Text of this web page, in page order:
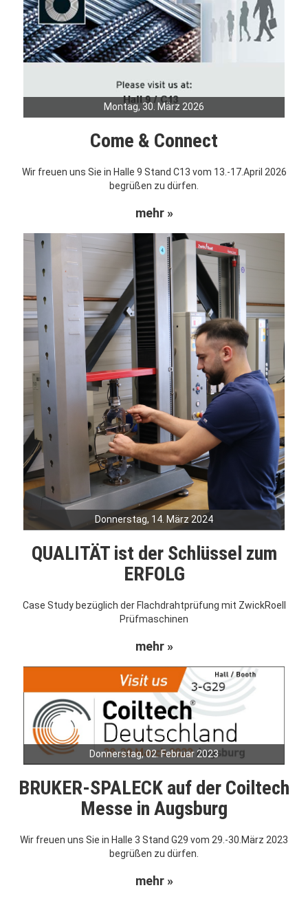
Montag, 30. März 2026
Come & Connect
Wir freuen uns Sie in Halle 9 Stand C13 vom 13.-17.April 2026
begrüßen zu dürfen.
mehr »
Donnerstag, 14. März 2024
QUALITÄT ist der Schlüssel zum
ERFOLG
Case Study bezüglich der Flachdrahtprüfung mit ZwickRoell
Prüfmaschinen
mehr »
Donnerstag, 02. Februar 2023
BRUKER-SPALECK auf der Coiltech
Messe in Augsburg
Wir freuen uns Sie in Halle 3 Stand G29 vom 29.-30.März 2023
begrüßen zu dürfen.
mehr »